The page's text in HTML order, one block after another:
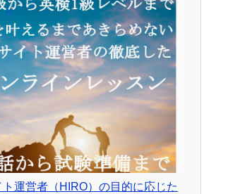
ト運営者（HIRO）の目的に応じた